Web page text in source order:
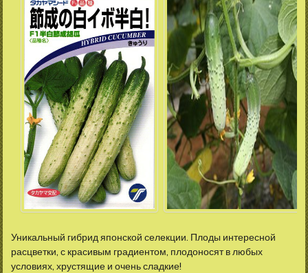
Уникальный гибрид японской селекции. Плоды интересной
расцветки, с красивым градиентом, плодоносят в любых
условиях, хрустящие и очень сладкие!